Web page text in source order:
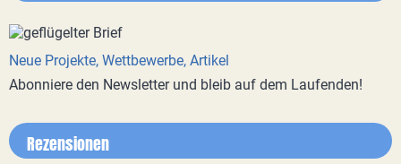
Neue Projekte, Wettbewerbe, Artikel
Abonniere den Newsletter und bleib auf dem Laufenden!
Rezensionen